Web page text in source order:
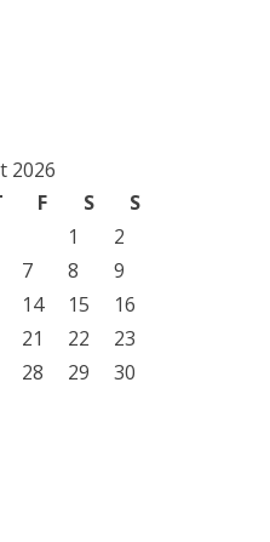
2026
F S
S
1
2
7 8
9
14 15
16
21 22
23
28 29
30